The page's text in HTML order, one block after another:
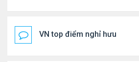
VN top điểm nghỉ hưu lý